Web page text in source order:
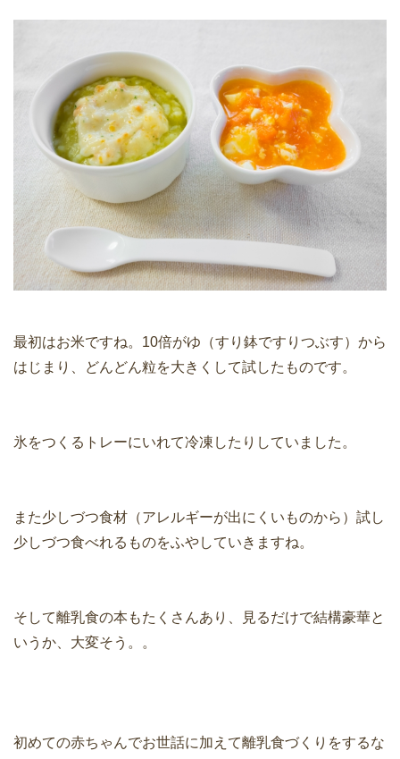
最初はお米ですね。10倍がゆ（すり鉢ですりつぶす）から
はじまり、どんどん粒を大きくして試したものです。
氷をつくるトレーにいれて冷凍したりしていました。
また少しづつ食材（アレルギーが出にくいものから）試し
少しづつ食べれるものをふやしていきますね。
そして離乳食の本もたくさんあり、見るだけで結構豪華と
いうか、大変そう。。
初めての赤ちゃんでお世話に加えて離乳食づくりをするな